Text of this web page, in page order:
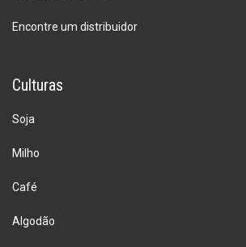
Encontre um distribuidor
Culturas
Soja
Milho
Café
Algodão